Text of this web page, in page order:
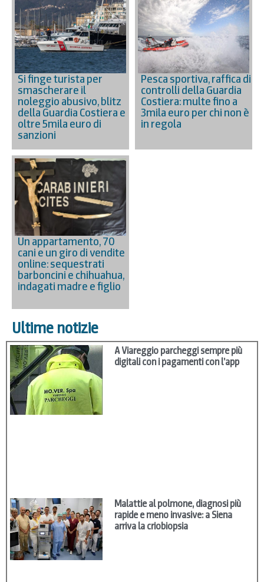
Si finge turista per
smascherare il
noleggio abusivo, blitz
della Guardia Costiera e
oltre 5mila euro di
sanzioni
Pesca sportiva, raffica di
controlli della Guardia
Costiera: multe fino a
3mila euro per chi non è
in regola
Un appartamento, 70
cani e un giro di vendite
online: sequestrati
barboncini e chihuahua,
indagati madre e figlio
Ultime notizie
A Viareggio parcheggi sempre più
digitali con i pagamenti con l’app
Malattie al polmone, diagnosi più
rapide e meno invasive: a Siena
arriva la criobiopsia